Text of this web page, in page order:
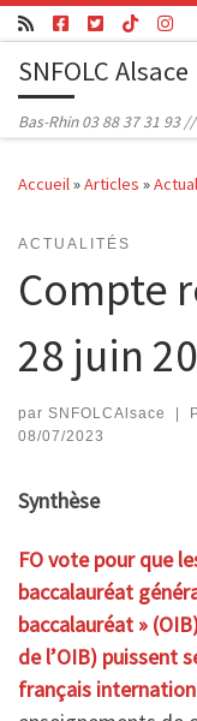
Passer au contenu
SNFOLC Alsace
Bas-Rhin 03 88 37 31 93
Accueil»Articles »
ACTUALITÉS
Compte
28 juin
par SNFOLCAlsace
08/07/2023
Synthèse
FO vote pour que
baccalauréat
baccalauréat »
de l’OIB) puissent
français